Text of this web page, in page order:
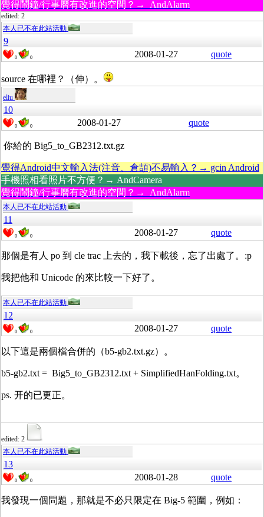
覺得鬧鐘/行事曆有改進的空間？→ AndAlarm
edited: 2
本人已不在此站活動
9
0 0 2008-01-27 quote
source 在哪裡？（伸）。
eliu
10
0 0 2008-01-27 quote
你給的 Big5_to_GB2312.txt.gz
覺得Android中文輸入法(注音、倉頡)不易輸入？→ gcin Android
手機照相看照片不方便？→ AndCamera
覺得鬧鐘/行事曆有改進的空間？→ AndAlarm
本人已不在此站活動
11
0 0 2008-01-27 quote
那個是有人 po 到 cle trac 上去的，我下載後，忘了出處了。:p
我把他和 Unicode 的來比較一下好了。
本人已不在此站活動
12
0 0 2008-01-27 quote
以下這是兩個檔合併的（b5-gb2.txt.gz）。
b5-gb2.txt = Big5_to_GB2312.txt + SimplifiedHanFolding.txt。
ps. 开的已更正。
edited: 2
本人已不在此站活動
13
0 0 2008-01-28 quote
我發現一個問題，那就是不必只限定在 Big-5 範圍，例如：